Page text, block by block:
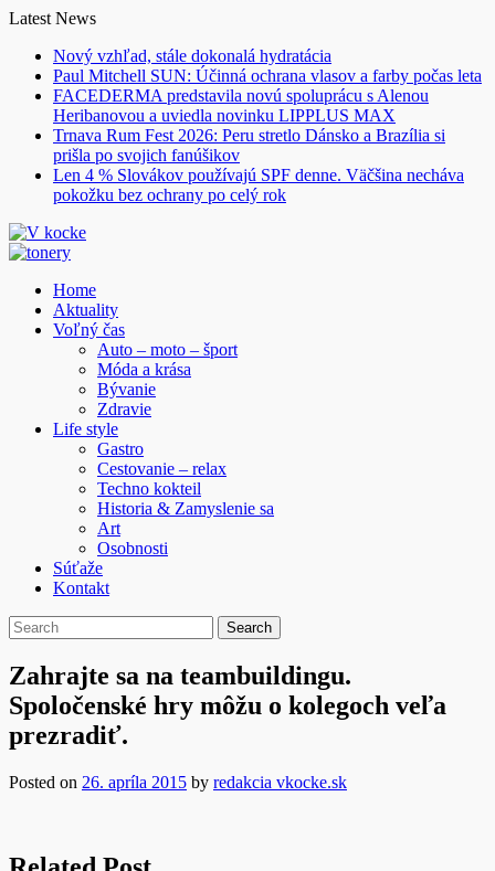
Skip
content
Latest News
Nový vzhľad, stále dokonalá hydratácia
Paul Mitchell SUN: Účinná ochrana vlasov a farby počas leta
FACEDERMA predstavila novú spoluprácu s Alenou
Heribanovou a uviedla novinku LIPPLUS MAX
Trnava Rum Fest 2026: Peru stretlo Dánsko a Brazília si
prišla po svojich fanúšikov
Len 4 % Slovákov používajú SPF denne. Väčšina necháva
pokožku bez ochrany po celý rok
Home
Aktuality
Voľný čas
Auto – moto – šport
Móda a krása
Bývanie
Zdravie
Life style
Gastro
Cestovanie – relax
Techno kokteil
Historia & Zamyslenie sa
Art
Osobnosti
Súťaže
Kontakt
Zahrajte sa na teambuildingu.
Spoločenské hry môžu o kolegoch veľa
prezradiť.
Posted on 26. apríla 2015 by redakcia vkocke.sk